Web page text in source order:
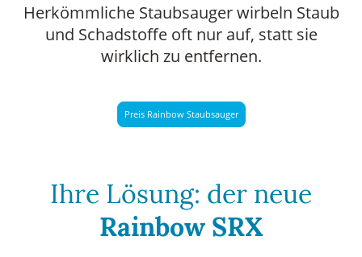
Herkömmliche Staubsauger wirbeln Staub
und Schadstoffe oft nur auf, statt sie
wirklich zu entfernen.
Preis Rainbow Staubsauger
Ihre Lösung: der neue
Rainbow SRX